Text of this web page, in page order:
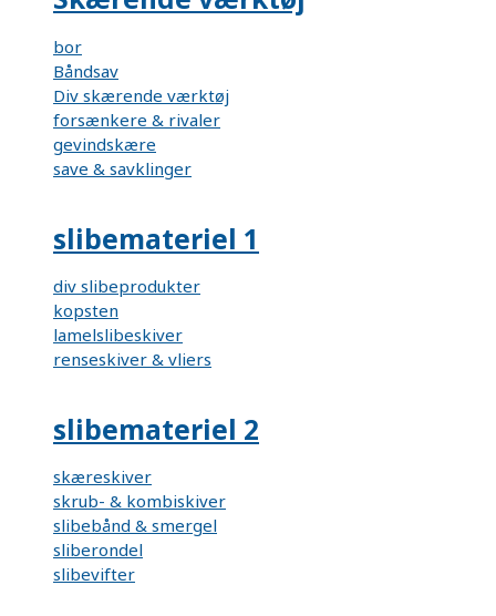
bor
Båndsav
Div skærende værktøj
forsænkere & rivaler
gevindskære
save & savklinger
slibemateriel 1
div slibeprodukter
kopsten
lamelslibeskiver
renseskiver & vliers
slibemateriel 2
skæreskiver
skrub- & kombiskiver
slibebånd & smergel
sliberondel
slibevifter